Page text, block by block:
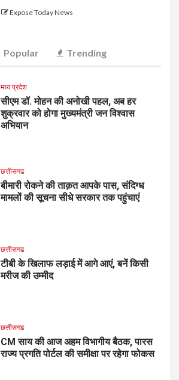
Expose Today News
Popular Trending
मध्य प्रदेश
सीएम डॉ. मोहन की अनोखी पहल, अब हर
शुक्रवार को होगा मुख्यमंत्री जन विश्वास
अभियान
छत्तीसगढ
बीमारी रोकने की ताक़त आपके पास, संदिग्ध
मामलों की सूचना सीधे सरकार तक पहुंचाएं
छत्तीसगढ
टीबी के खिलाफ लड़ाई में आगे आएं, बनें किसी
मरीज की उम्मीद
छत्तीसगढ
CM साय की आज अहम विभागीय बैठक, पारस
राज्य प्रगति पोर्टल की समीक्षा पर रहेगा फोकस